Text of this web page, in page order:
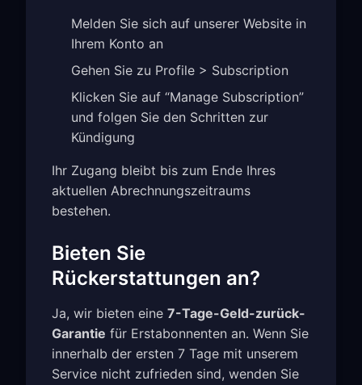
Melden Sie sich auf unserer Website in
Ihrem Konto an
Gehen Sie zu Profile > Subscription
Klicken Sie auf “Manage Subscription”
und folgen Sie den Schritten zur
Kündigung
Ihr Zugang bleibt bis zum Ende Ihres
aktuellen Abrechnungszeitraums
bestehen.
Bieten Sie
Rückerstattungen an?
Ja, wir bieten eine 7-Tage-Geld-zurück-
Garantie für Erstabonnenten an. Wenn Sie
innerhalb der ersten 7 Tage mit unserem
Service nicht zufrieden sind, wenden Sie